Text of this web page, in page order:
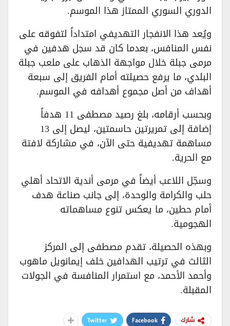
الدوري السوري الممتاز هذا الموسم.
ويُعد هذا الانفجار التهديفي امتداداً لتفوقه على
نفس المنافس، بعدما كان قد سجل هدفين في
مرمى جبلة خلال مواجهة الذهاب على ملعب جبلة
البلدي، ما يرفع حصيلته أمام الفريق إلى سبعة
أهداف من أصل مجموع أهدافه في الموسم.
وبحسب أرقامه، بلغ رصيد مصطفى 11 هدفاً
إضافة إلى تمريرتين حاسمتين، ليصل إلى 13
مساهمة تهديفية حتى الآن، في مشاركة لافتة
مع الحرية.
وسجّل اللاعب أيضاً في مرمى أندية الاتحاد أهلي
حلب والكرامة والوحدة، إلى جانب صناعة هدف
أمام حطين، ما يعكس تنوع مساهماته
الهجومية.
وبهذه الحصيلة، تقدم مصطفى إلى المركز
الثالث في ترتيب الهدافين خلف إيمانويل ماهوب
وأحمد الأحمد، مع استمرار المنافسة في الجولات
المقبلة.
شارك Facebook
Twitter